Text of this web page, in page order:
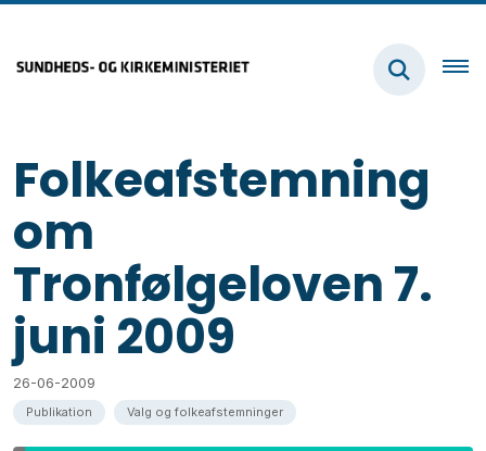
Folkeafstemning
om
Tronfølgeloven 7.
juni 2009
26-06-2009
Publikation Valg og folkeafstemninger